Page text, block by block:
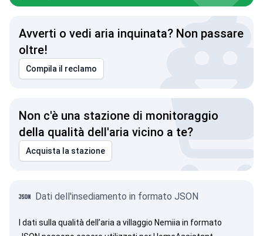
Avverti o vedi aria inquinata? Non passare
oltre!
Compila il reclamo
Non c'è una stazione di monitoraggio
della qualità dell'aria vicino a te?
Acquista la stazione
Dati dell'insediamento in formato JSON
I dati sulla qualità dell’aria a villaggio Nemiia in formato